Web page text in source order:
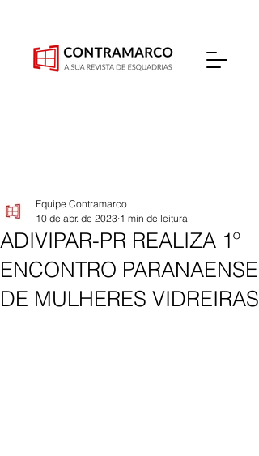
ADIVIPAR-PR REALIZA 1º
ENCONTRO PARANAENSE
DE MULHERES VIDREIRAS
Equipe Contramarco
10 de abr. de 2023 1 min de leitura